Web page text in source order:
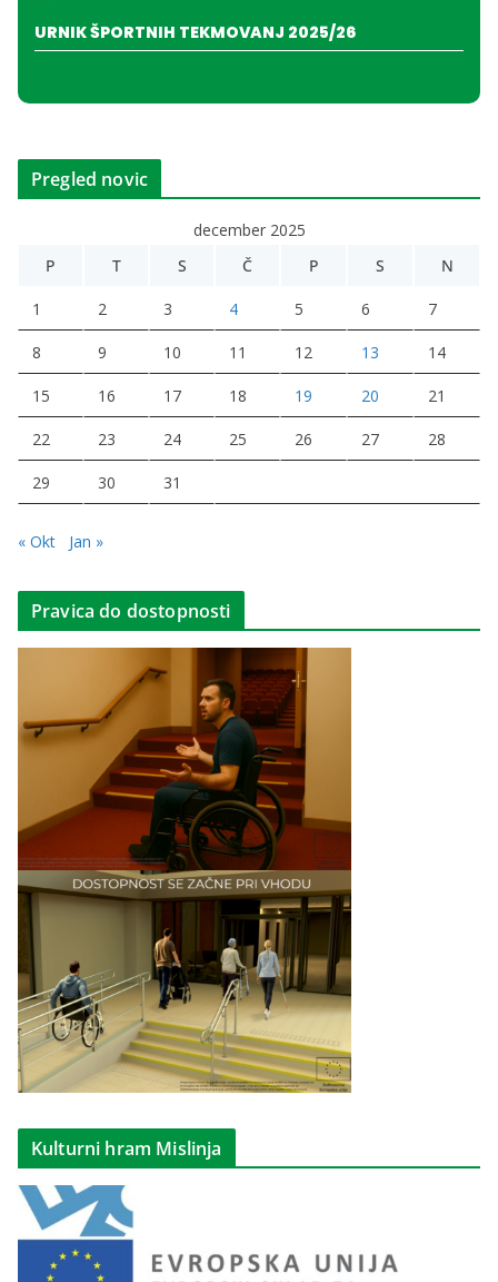
URNIK ŠPORTNIH TEKMOVANJ 2025/26
Pregled novic
december 2025
P
T S Č P S N
1 2 3 4 5 6 7
8 9 10 11 12 13 14
15 16 17 18 19 20 21
22 23 24 25 26 27 28
29 30 31
« Okt Jan »
Pravica do dostopnosti
Kulturni hram Mislinja